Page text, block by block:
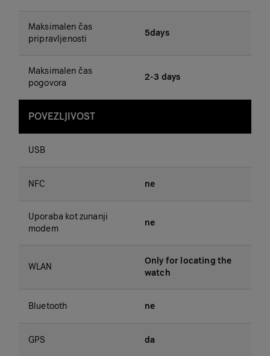
Maksimalen čas
pripravljenosti
5days
Maksimalen čas
pogovora
2-3 days
POVEZLJIVOST
USB
NFC ne
Uporaba kot zunanji
modem
ne
WLAN
Only for locating the
watch
Bluetooth ne
GPS da